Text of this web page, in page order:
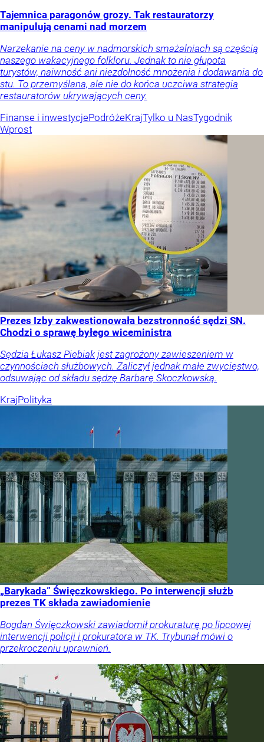
Tajemnica paragonów grozy. Tak restauratorzy
manipulują cenami nad morzem
Narzekanie na ceny w nadmorskich smażalniach są częścią
naszego wakacyjnego folkloru. Jednak to nie głupota
turystów, naiwność ani niezdolność mnożenia i dodawania do
stu. To przemyślana, ale nie do końca uczciwa strategia
restauratorów ukrywających ceny.
Finanse i inwestycjePodróżeKrajTylko u NasTygodnik
Wprost
Prezes Izby zakwestionowała bezstronność sędzi SN.
Chodzi o sprawę byłego wiceministra
Sędzia Łukasz Piebiak jest zagrożony zawieszeniem w
czynnościach służbowych. Zaliczył jednak małe zwycięstwo,
odsuwając od składu sędzę Barbarę Skoczkowską.
KrajPolityka
„Barykada” Święczkowskiego. Po interwencji służb
prezes TK składa zawiadomienie
Bogdan Święczkowski zawiadomił prokuraturę po lipcowej
interwencji policji i prokuratora w TK. Trybunał mówi o
przekroczeniu uprawnień.